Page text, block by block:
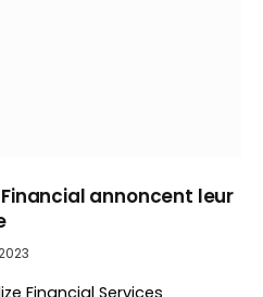
annoncent leur
Financial Services